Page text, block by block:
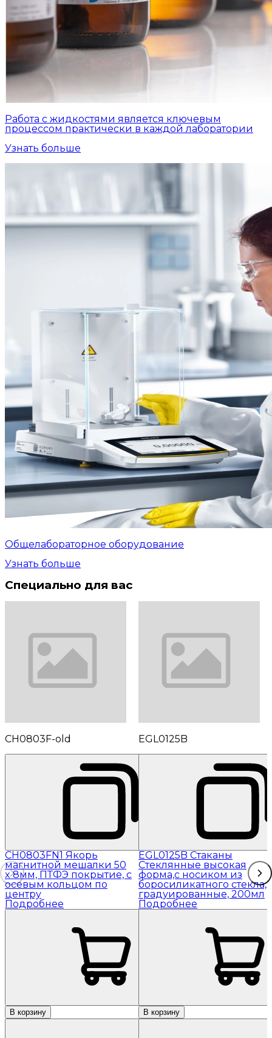
Работа с жидкостями является ключевым
процессом практически в каждой лаборатории
Узнать больше
Общелабораторное оборудование
Узнать больше
Специально для вас
CH0803F-old
CH0803FN1 Якорь
магнитной мешалки 50
x 8мм, ПТФЭ покрытие, с
осевым кольцом по
центру
Подробнее
В корзину
EGL0125B
EGL0125B Стаканы
Стеклянные высокая
форма,с носиком из
боросиликатного стекла,
градуированные, 200мл
Подробнее
В корзину